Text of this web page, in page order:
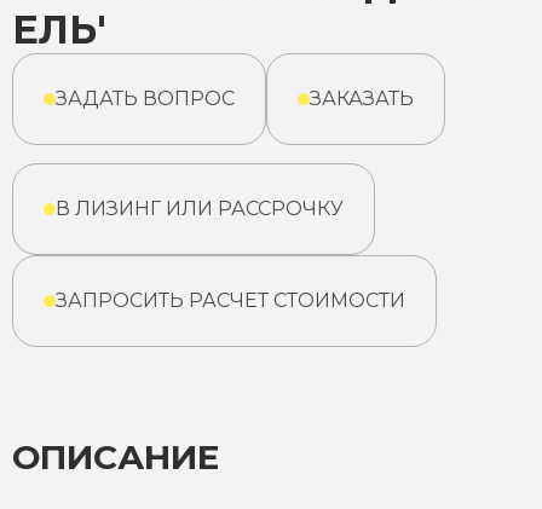
ЕЛЬ'
ЗАДАТЬ ВОПРОС ЗАКАЗАТЬ
В ЛИЗИНГ ИЛИ РАССРОЧКУ
ЗАПРОСИТЬ РАСЧЕТ СТОИМОСТИ
ОПИСАНИЕ